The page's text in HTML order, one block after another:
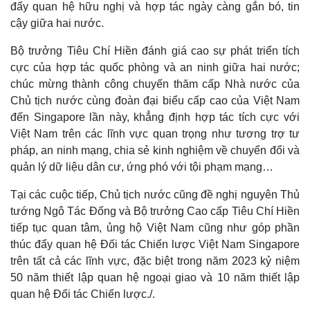
Thế giới
Quan sát
Cuộc sống đó đây
Hồ sơ
Multimedia
Video
Ảnh
E-Magazine
Infographic
đẩy quan hệ hữu nghị và hợp tác ngày càng gắn bó, tin
cậy giữa hai nước.
Bộ trưởng Tiêu Chí Hiền đánh giá cao sự phát triển tích
cực của hợp tác quốc phòng và an ninh giữa hai nước;
chúc mừng thành công chuyến thăm cấp Nhà nước của
Chủ tịch nước cùng đoàn đại biểu cấp cao của Việt Nam
đến Singapore lần này, khẳng định hợp tác tích cực với
Việt Nam trên các lĩnh vực quan trọng như tương trợ tư
pháp, an ninh mạng, chia sẻ kinh nghiệm về chuyển đổi và
quản lý dữ liệu dân cư, ứng phó với tội phạm mạng…
Tại các cuộc tiếp, Chủ tịch nước cũng đề nghị nguyên Thủ
tướng Ngô Tác Đống và Bộ trưởng Cao cấp Tiêu Chí Hiền
tiếp tục quan tâm, ủng hộ Việt Nam cũng như góp phần
thúc đẩy quan hệ Đối tác Chiến lược Việt Nam Singapore
trên tất cả các lĩnh vực, đặc biệt trong năm 2023 kỷ niệm
50 năm thiết lập quan hệ ngoại giao và 10 năm thiết lập
quan hệ Đối tác Chiến lược./.